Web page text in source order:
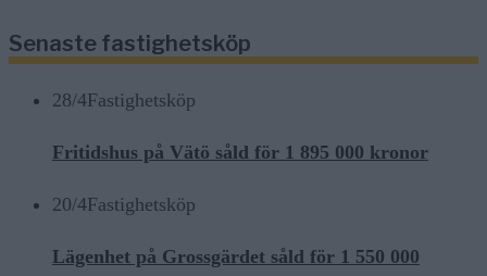
Senaste fastighetsköp
28/4Fastighetsköp
Fritidshus på Vätö såld för 1 895 000 kronor
20/4Fastighetsköp
Lägenhet på Grossgärdet såld för 1 550 000